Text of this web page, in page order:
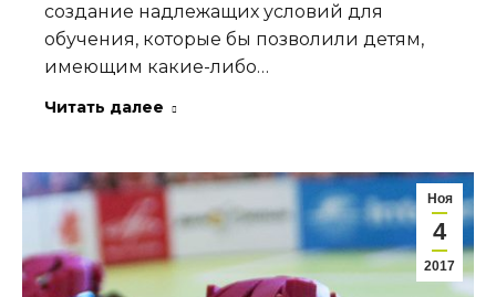
создание надлежащих условий для
обучения, которые бы позволили детям,
имеющим какие-либо…
Читать далее
Ноя
4
2017